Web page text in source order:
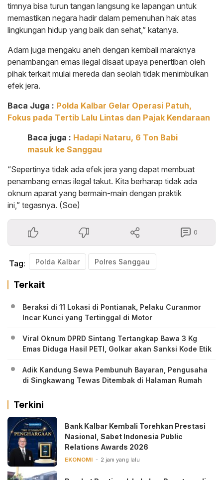
timnya bisa turun tangan langsung ke lapangan untuk
memastikan negara hadir dalam pemenuhan hak atas
lingkungan hidup yang baik dan sehat,” katanya.
Adam juga mengaku aneh dengan kembali maraknya
penambangan emas ilegal disaat upaya penertiban oleh
pihak terkait mulai mereda dan seolah tidak menimbulkan
efek jera.
Baca Juga : Polda Kalbar Gelar Operasi Patuh,
Fokus pada Tertib Lalu Lintas dan Pajak Kendaraan
Baca juga : Hadapi Nataru, 6 Ton Babi
masuk ke Sanggau
“Sepertinya tidak ada efek jera yang dapat membuat
penambang emas ilegal takut. Kita berharap tidak ada
oknum aparat yang bermain-main dengan praktik
ini,” tegasnya. (Soe)
0
Tag: Polda Kalbar Polres Sanggau
Terkait
Beraksi di 11 Lokasi di Pontianak, Pelaku Curanmor
Incar Kunci yang Tertinggal di Motor
Viral Oknum DPRD Sintang Tertangkap Bawa 3 Kg
Emas Diduga Hasil PETI, Golkar akan Sanksi Kode Etik
Adik Kandung Sewa Pembunuh Bayaran, Pengusaha
di Singkawang Tewas Ditembak di Halaman Rumah
Terkini
Bank Kalbar Kembali Torehkan Prestasi
Nasional, Sabet Indonesia Public
Relations Awards 2026
EKONOMI 2 jam yang lalu